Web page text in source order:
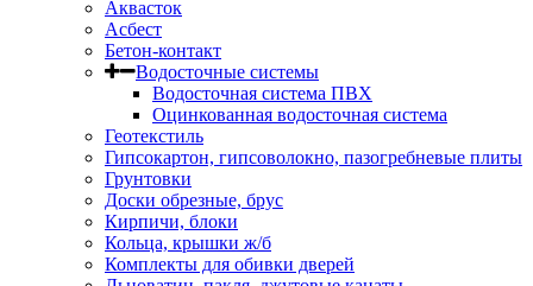
Аквасток
Асбест
Бетон-контакт
Водосточные системы
Водосточная система ПВХ
Оцинкованная водосточная система
Геотекстиль
Гипсокартон, гипсоволокно, пазогребневые плиты
Грунтовки
Доски обрезные, брус
Кирпичи, блоки
Кольца, крышки ж/б
Комплекты для обивки дверей